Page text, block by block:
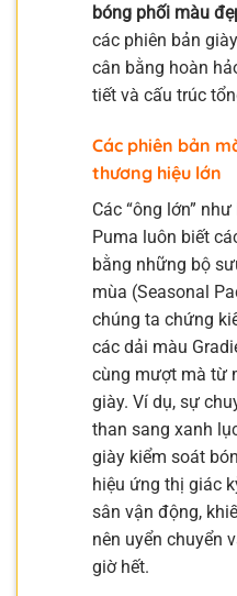
bóng phối màu
các phiên bản
cân bằng hoàn
tiết và cấu trúc
Các phiên bản
thương hiệu lớn
Các “ông lớn”
Puma luôn biết
bằng những bộ
mùa (Seasonal
chúng ta chứng
các dải màu
cùng mượt mà từ
giày. Ví dụ, sự
than sang xanh
giày kiểm soát
hiệu ứng thị giác
sân vận động,
nên uyển chuyển
giờ hết.